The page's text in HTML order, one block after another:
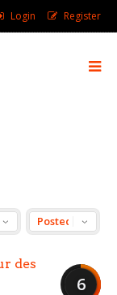
Login Register
6
des